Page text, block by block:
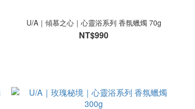
U/A｜傾慕之心｜心靈浴系列 香氛蠟燭 70g
NT$990